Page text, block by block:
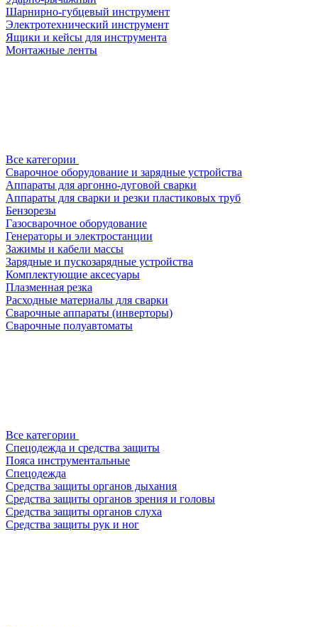
Шарнирно-губцевый инструмент
Электротехнический инструмент
Ящики и кейсы для инструмента
Монтажные ленты
Все категории
Сварочное оборудование и зарядные устройства
Аппараты для аргонно-дуговой сварки
Аппараты для сварки и резки пластиковых труб
Бензорезы
Газосварочное оборудование
Генераторы и электростанции
Зажимы и кабели массы
Зарядные и пускозарядные устройства
Комплектующие аксесуары
Плазменная резка
Расходные материалы для сварки
Сварочные аппараты (инверторы)
Сварочные полуавтоматы
Все категории
Спецодежда и средства защиты
Пояса инструментальные
Спецодежда
Средства защиты органов дыхания
Средства защиты органов зрения и головы
Средства защиты органов слуха
Средства защиты рук и ног